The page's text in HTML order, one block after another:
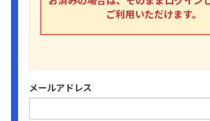
ご利用いただけます。
メールアドレス